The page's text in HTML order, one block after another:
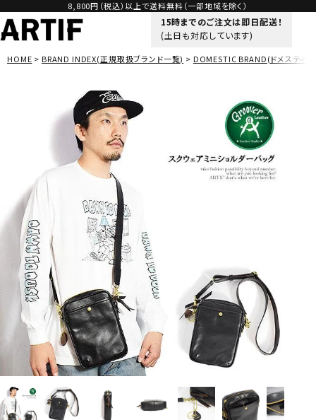
8,800円（税込）以上で送料無料（一部地域を除く）
15時までのご注文は即日配送！
(土日も対応しています)
HOME BRAND INDEX(正規取扱ブランド一覧) DOMESTIC BRAND(ドメスティッ